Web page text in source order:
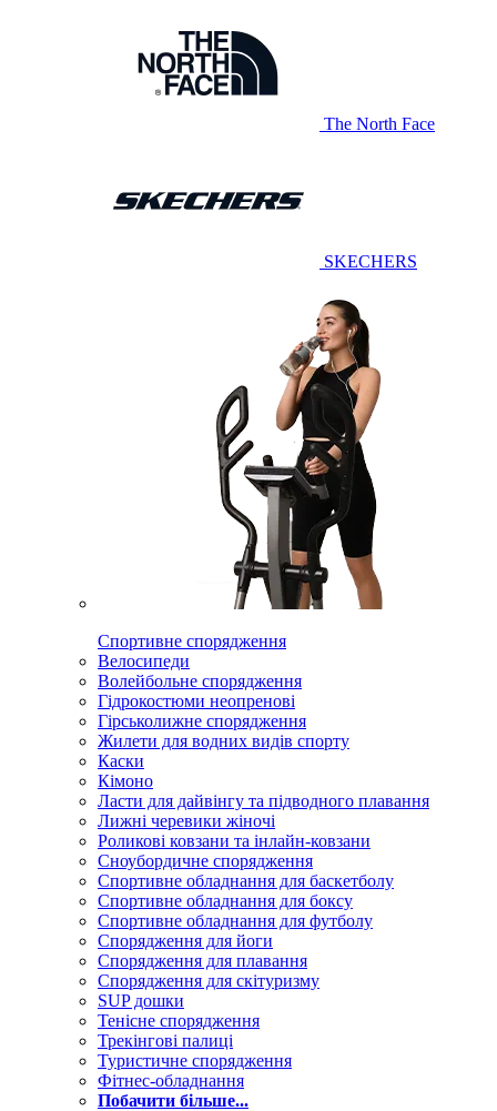
The North Face
SKECHERS
Спортивне спорядження
Велосипеди
Волейбольне спорядження
Гідрокостюми неопренові
Гірськолижне спорядження
Жилети для водних видів спорту
Каски
Кімоно
Ласти для дайвінгу та підводного плавання
Лижні черевики жіночі
Роликові ковзани та інлайн-ковзани
Сноубордичне спорядження
Спортивне обладнання для баскетболу
Спортивне обладнання для боксу
Спортивне обладнання для футболу
Спорядження для йоги
Спорядження для плавання
Спорядження для скітуризму
SUP дошки
Тенісне спорядження
Трекінгові палиці
Туристичне спорядження
Фітнес-обладнання
Побачити більше...